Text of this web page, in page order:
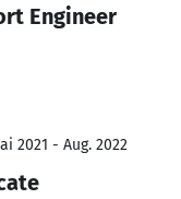
Engineer
2021 - Aug. 2022